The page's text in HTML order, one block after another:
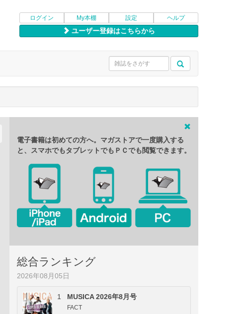
ログイン My本棚 設定 ヘルプ
ユーザー登録はこちらから
電子書籍は初めての方へ。マガストアで一度購入する
と、スマホでもタブレットでもＰＣでも閲覧できます。
総合ランキング
2026年08月05日
1 MUSICA 2026年8月号
FACT